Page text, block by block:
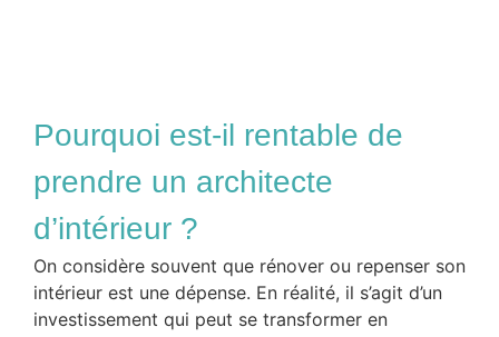
Pourquoi est-il rentable de
prendre un architecte
d’intérieur ?
On considère souvent que rénover ou repenser son
intérieur est une dépense. En réalité, il s’agit d’un
investissement qui peut se transformer en